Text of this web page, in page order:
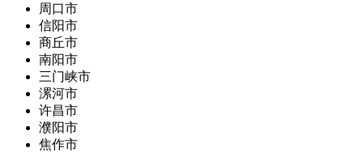
周口市
信阳市
商丘市
南阳市
三门峡市
漯河市
许昌市
濮阳市
焦作市